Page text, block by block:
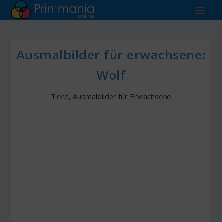
Ausmalbilder für erwachsene:
Wolf
Tiere, Ausmalbilder für Erwachsene